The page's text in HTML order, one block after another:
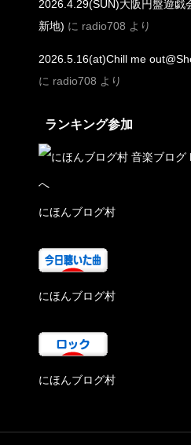
2026.4.29(SUN)大阪円盤遊戯
新地) に radio708 より
2026.5.16(at)Chill me
に radio708 より
ランキング参加
にほんブログ村
にほんブログ村
にほんブログ村